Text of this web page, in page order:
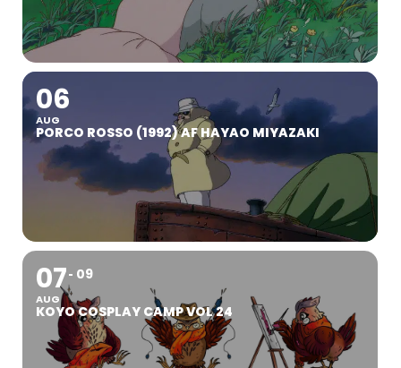
06
AUG
PORCO ROSSO (1992) AF HAYAO MIYAZAKI
07
AUG
09
KOYO COSPLAY CAMP VOL 24